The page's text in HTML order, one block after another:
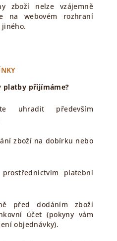
zboží nelze vzájemně
na webovém rozhraní
jiného.
platby přijímáme?
uhradit především
zboží na dobírku nebo
platební
dodáním zboží
účet (pokyny vám
objednávky).